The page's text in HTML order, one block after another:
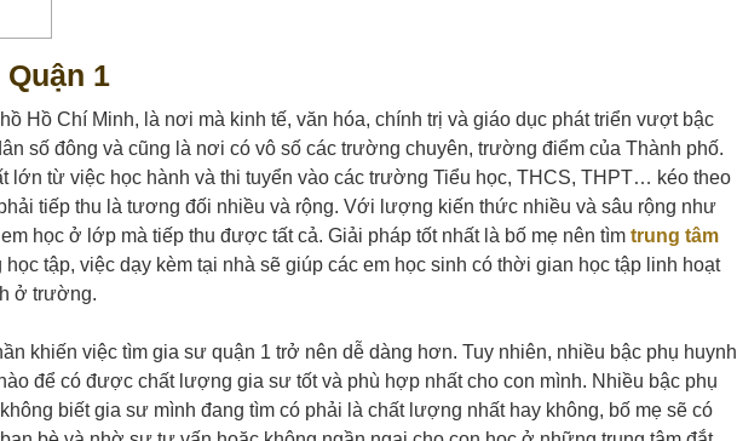
1
Hồ Chí Minh, là nơi mà kinh tế, văn hóa, chính trị và giáo dục phát triển vượt bậc
số đông và cũng là nơi có vô số các trường chuyên, trường điểm của Thành phố.
lớn từ việc học hành và thi tuyển vào các trường Tiểu học, THCS, THPT… kéo theo
tiếp thu là tương đối nhiều và rộng. Với lượng kiến thức nhiều và sâu rộng như
học ở lớp mà tiếp thu được tất cả. Giải pháp tốt nhất là bố mẹ nên tìm trung tâm
học tập, việc dạy kèm tại nhà sẽ giúp các em học sinh có thời gian học tập linh hoạt
ở trường.
khiến việc tìm gia sư quận 1 trở nên dễ dàng hơn. Tuy nhiên, nhiều bậc phụ huynh
để có được chất lượng gia sư tốt và phù hợp nhất cho con mình. Nhiều bậc phụ
biết gia sư mình đang tìm có phải là chất lượng nhất hay không, bố mẹ sẽ có